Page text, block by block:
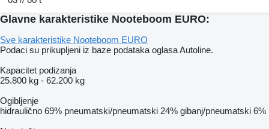
Glavne karakteristike Nooteboom EURO:
Sve karakteristike Nooteboom EURO
Podaci su prikupljeni iz baze podataka oglasa Autoline.
Kapacitet podizanja
25.800 kg - 62.200 kg
Ogibljenje
hidraulično 69% pneumatski/pneumatski 24% gibanj/pneumatski 6%